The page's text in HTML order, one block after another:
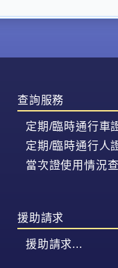
查詢服務
定期/臨時通行車
定期/臨時通行人
當次證使用情況
援助請求
援助請求...